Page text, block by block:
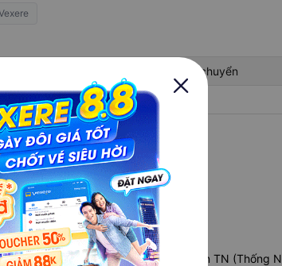
Di chuyển
-
tàu cho những ngày khác
lâu?
Nhất tốc hành) thường nhanh hơn TN (Thống